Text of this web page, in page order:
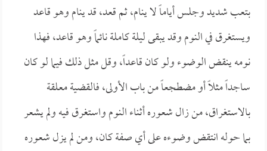
بتعب شديد وجلس أياماً لا ينام، ثم قعد، قد ينام وهو قاعد
ويستغرق في النوم وقد يبقى ليلة كاملة نائماً وهو قاعد، فهذا
نومه ينقض الوضوء ولو كان قاعداً، وقل مثل ذلك فيما لو كان
ساجداً مثلاً أو مضطجعاً من باب الأولى، فالقضية معلقة
بالاستغراق، من زال شعوره أثناء النوم واستغرق فيه ولم يشعر
بما حوله انتقض وضوءه على أي صفة كان، ومن لم يزل شعوره